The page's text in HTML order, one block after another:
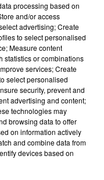
compliqué pour le zoo
d’inscriptions
processing based on
and/or access
advertising; Create
to select personalised
Measure content
statistics or combinations
services; Create
select personalised
security, prevent and
advertising and content;
technologies may
browsing data to offer
on information actively
and combine data from
devices based on